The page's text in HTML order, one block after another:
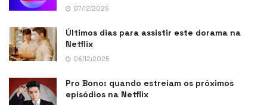
07/12/2025
Últimos dias para assistir este dorama na
Netflix
06/12/2025
Pro Bono: quando estreiam os próximos
episódios na Netflix